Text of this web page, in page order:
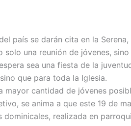
país se darán cita en la
una reunión de jóvenes,
sea una fiesta de la
que para toda la Iglesia.
mayor cantidad de jóvenes
se anima a que este 19 de
realizada en